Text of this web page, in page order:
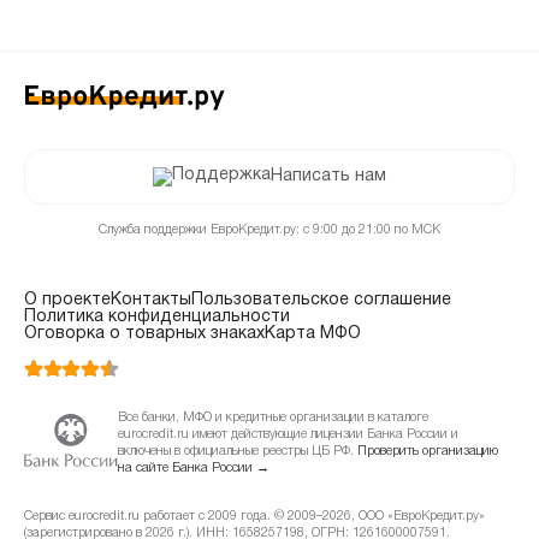
Написать нам
Служба поддержки ЕвроКредит.ру: с 9:00 до 21:00 по МСК
О проектеКонтакты
Пользовательское соглашение
Политика конфиденциальности
Оговорка о товарных знакахКарта МФО
Все банки, МФО и кредитные организации в каталоге
eurocredit.ru имеют действующие лицензии Банка России и
включены в официальные реестры ЦБ РФ.
Проверить организацию
на сайте Банка России →
Сервис eurocredit.ru работает с 2009 года. © 2009–2026, ООО «ЕвроКредит.ру»
(зарегистрировано в 2026 г.). ИНН: 1658257198, ОГРН: 1261600007591.